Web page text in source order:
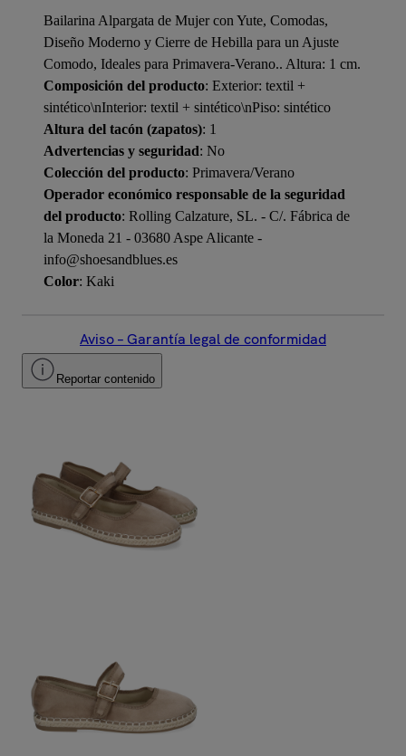
Bailarina Alpargata de Mujer con Yute, Comodas,
Diseño Moderno y Cierre de Hebilla para un Ajuste
Comodo, Ideales para Primavera-Verano.. Altura: 1 cm.
Composición del producto: Exterior: textil +
sintético\nInterior: textil + sintético\nPiso: sintético
Altura del tacón (zapatos): 1
Advertencias y seguridad: No
Colección del producto: Primavera/Verano
Operador económico responsable de la seguridad
del producto: Rolling Calzature, SL. - C/. Fábrica de
la Moneda 21 - 03680 Aspe Alicante -
info@shoesandblues.es
Color: Kaki
Aviso – Garantía legal de conformidad
Reportar contenido